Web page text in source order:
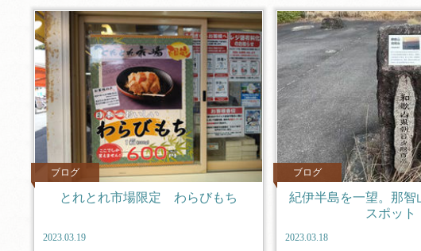
ブログ
とれとれ市場限定 わらびもち
2023.03.19
ブログ
紀伊半島を一望。那智
スポット
2023.03.18